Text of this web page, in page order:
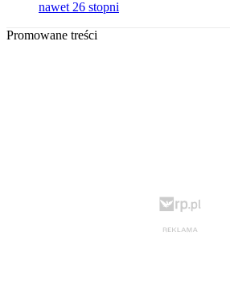
nawet 26 stopni
Promowane treści